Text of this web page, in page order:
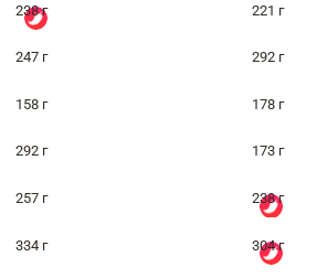
238 г 221 г
247 г 292 г
158 г 178 г
292 г 173 г
257 г 238 г
334 г 304 г